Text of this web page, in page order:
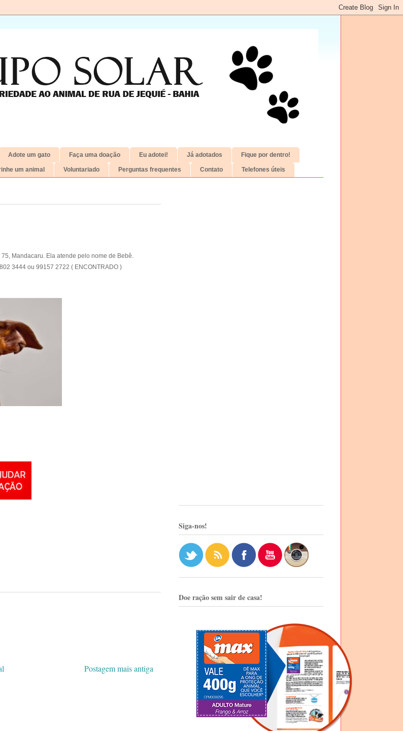
Adote um gato Faça uma doação Eu adotei! Já adotados Fique por dentro!
um animal Voluntariado Perguntas frequentes Contato Telefones úteis
Mandacaru. Ela atende pelo nome de Bebê.
3444 ou 99157 2722 ( ENCONTRADO )
Postagem mais antiga
Siga-nos!
Doe ração sem sair de casa!